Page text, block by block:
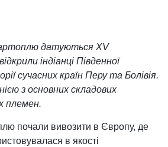
датуються XV
індіанці Південної
сучасних країн Перу та Болівія.
з основних складових
племен.
почали вивозити в Європу, де
в якості